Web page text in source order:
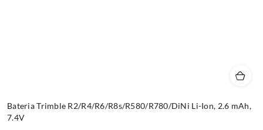
Bateria Trimble R2/R4/R6/R8s/R580/R780/DiNi Li-Ion, 2.6 mAh,
7.4V